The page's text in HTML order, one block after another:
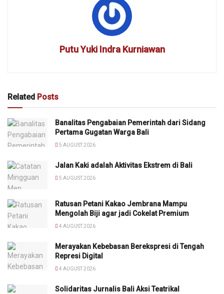
Putu Yuki Indra Kurniawan
Related Posts
Banalitas Pengabaian Pemerintah dari Sidang
Pertama Gugatan Warga Bali
5 AUGUST 2026
Jalan Kaki adalah Aktivitas Ekstrem di Bali
5 AUGUST 2026
Ratusan Petani Kakao Jembrana Mampu
Mengolah Biji agar jadi Cokelat Premium
4 AUGUST 2026
Merayakan Kebebasan Berekspresi di Tengah
Represi Digital
4 AUGUST 2026
Solidaritas Jurnalis Bali Aksi Teatrikal